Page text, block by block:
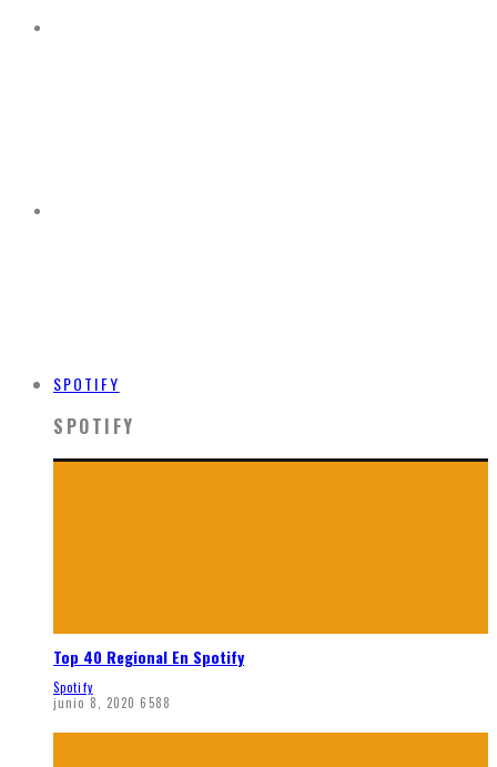
SPOTIFY
SPOTIFY
Top 40 Regional En Spotify
Spotify
junio 8, 2020 6588